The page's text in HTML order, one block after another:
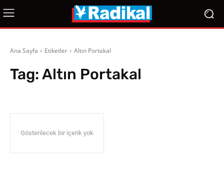
Ana Sayfa Etiketler Altın Portakal
Tag:Altın Portakal
Gösterilecek bir içerik yok